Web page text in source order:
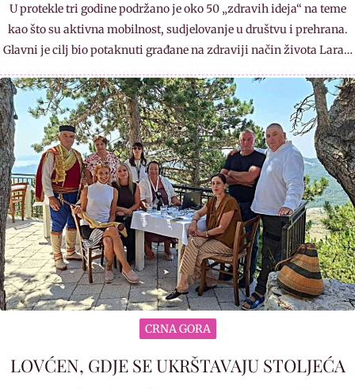
U protekle tri godine podržano je oko 50 „zdravih ideja“ na teme
kao što su aktivna mobilnost, sudjelovanje u društvu i prehrana.
Glavni je cilj bio potaknuti građane na zdraviji način života Lara…
CRNA GORA
LOVĆEN, GDJE SE UKRŠTAVAJU STOLJEĆA